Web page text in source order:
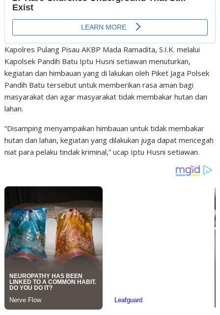
Kapolres Pulang Pisau AKBP Mada Ramadita, S.I.K. melalui
Kapolsek Pandih Batu Iptu Husni setiawan menuturkan,
kegiatan dan himbauan yang di lakukan oleh Piket Jaga Polsek
Pandih Batu tersebut untuk memberikan rasa aman bagi
masyarakat dan agar masyarakat tidak membakar hutan dan
lahan.
“Disamping menyampaikan himbauan untuk tidak membakar
hutan dan lahan, kegiatan yang dilakukan juga dapat mencegah
niat para pelaku tindak kriminal,” ucap Iptu Husni setiawan.